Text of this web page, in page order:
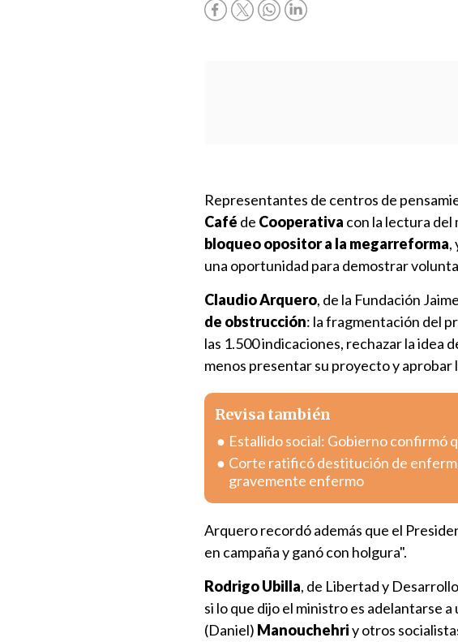
Representantes de centros de
Café de Cooperativa con la lectura
bloqueo opositor a la megarreforma,
una oportunidad para demostrar
Claudio Arquero, de la Fundación
de obstrucción: la fragmentación del
las 1.500 indicaciones, rechazar la idea
menos presentar su proyecto y aprobar
Revisa también
Estallido social: Gobierno confirmó
Corte ratificó destitución de
gravemente enfermo
Arquero recordó además que el
en campaña y ganó con holgura".
Rodrigo Ubilla, de Libertad y
si lo que dijo el ministro es adelantarse
(Daniel) Manouchehriy otros